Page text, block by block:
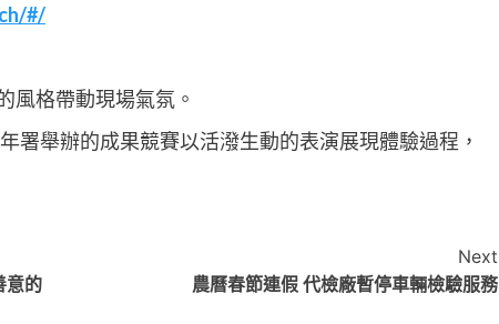
#/
風格帶動現場氣氛。
署舉辦的成果競賽以活潑生動的表演展現體驗過程，
意的
Next
農曆春節連假 代檢廠暫停車輛檢驗服務